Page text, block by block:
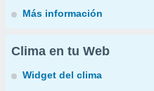
Más información
Clima en tu Web
Widget del clima